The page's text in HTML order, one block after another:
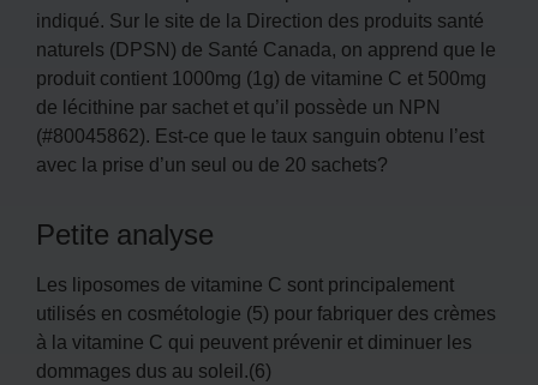
indiqué. Sur le site de la Direction des produits santé
naturels (DPSN) de Santé Canada, on apprend que le
produit contient 1000mg (1g) de vitamine C et 500mg
de lécithine par sachet et qu’il possède un NPN
(#80045862). Est-ce que le taux sanguin obtenu l’est
avec la prise d’un seul ou de 20 sachets?
Petite analyse
Les liposomes de vitamine C sont principalement
utilisés en cosmétologie (5) pour fabriquer des crèmes
à la vitamine C qui peuvent prévenir et diminuer les
dommages dus au soleil.(6)